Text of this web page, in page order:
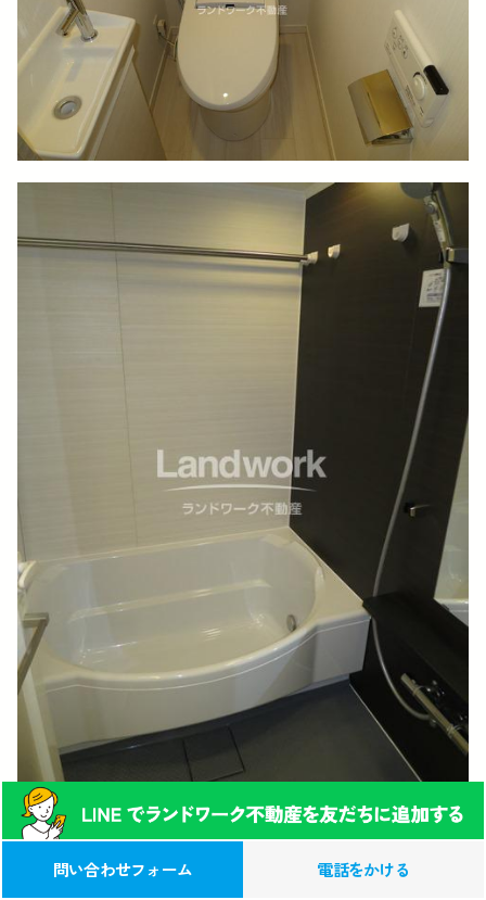
0120-039-315
（営業時間 9:00-17:00）
この物件への
お問い合わせ(無料)
問い合わせフォーム 電話をかける